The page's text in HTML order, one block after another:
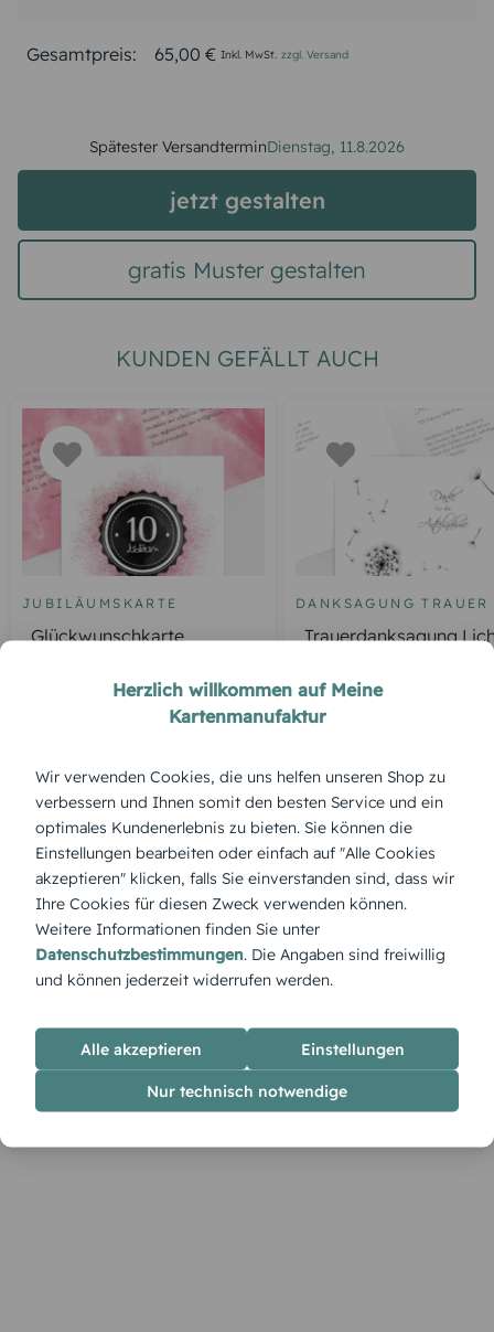
Gesamtpreis: 65,00 € Inkl. MwSt. zzgl. Versand
Spätester VersandterminDienstag, 11.8.2026
jetzt gestalten
gratis Muster gestalten
KUNDEN GEFÄLLT AUCH
JUBILÄUMSKARTE
Glückwunschkarte
DANKSAGUNG TRAUER
Trauerdanksagung
ÜBERBLICK:
Produktbeschreibung
Das 'Bücherregal' lädt mit liebevollen Details zum großen Tag
ein – ideal für kleine Bücherfreunde, die ihren Schulstart
feierlich ankündigen möchten.
Herzlich willkommen auf Meine
Kartenmanufaktur
Wir verwenden Cookies, die uns helfen unseren Shop zu
verbessern und Ihnen somit den besten Service und ein
optimales Kundenerlebnis zu bieten. Sie können die
Einstellungen bearbeiten oder einfach auf "Alle Cookies
akzeptieren" klicken, falls Sie einverstanden sind, dass wir
Ihre Cookies für diesen Zweck verwenden können.
Weitere Informationen finden Sie unter
Datenschutzbestimmungen. Die Angaben sind freiwillig
und können jederzeit widerrufen werden.
Alle akzeptieren Einstellungen
Nur technisch notwendige